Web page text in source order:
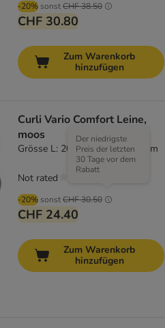
-20% sonstCHF 38.50
CHF 30.80
Zum Warenkorb
hinzufügen
Curli Vario Comfort Leine,
moos
Grösse L: 200 cm lang, Ø 10 mm
-20% sonstCHF 30.50
Der niedrigste
Preis der letzten
30 Tage vor dem
Rabatt
CHF 24.40
Not rated
Zum Warenkorb
hinzufügen